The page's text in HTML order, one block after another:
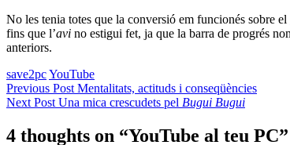
No les tenia totes que la conversió em funcionés sobre el
fins que l’avi no estigui fet, ja que la barra de progrés
anteriors.
save2pcYouTube
Navegació
d'entrades
Previous Post Mentalitats, actituds i conseqüències
Next Post Una mica crescudets pel Bugui Bugui
4 thoughts on “YouTube al teu PC”